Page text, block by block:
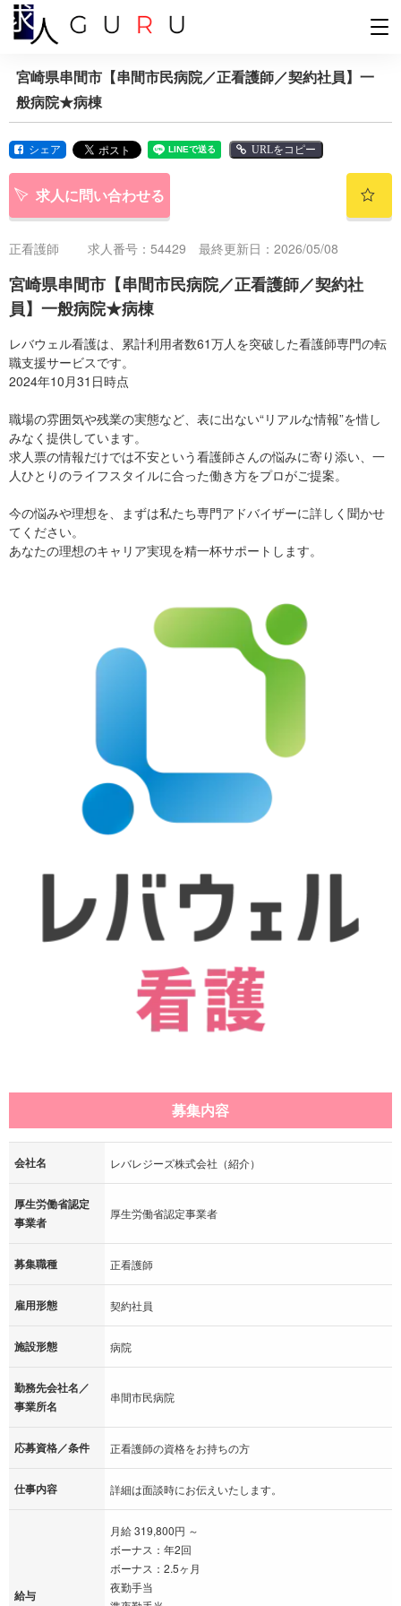
宮崎県串間市【串間市民病院／正看護師／契約社員】一
般病院★病棟
シェア URLをコピー
求人に問い合わせる
正看護師 求人番号：54429 最終更新日：2026/05/08
宮崎県串間市【串間市民病院／正看護師／契約社
員】一般病院★病棟
レバウェル看護は、累計利用者数61万人を突破した看護師専門の転
職支援サービスです。
2024年10月31日時点
職場の雰囲気や残業の実態など、表に出ない“リアルな情報”を惜し
みなく提供しています。
求人票の情報だけでは不安という看護師さんの悩みに寄り添い、一
人ひとりのライフスタイルに合った働き方をプロがご提案。
今の悩みや理想を、まずは私たち専門アドバイザーに詳しく聞かせ
てください。
あなたの理想のキャリア実現を精一杯サポートします。
募集内容
会社名 レバレジーズ株式会社（紹介）
厚生労働省認定
事業者
厚生労働省認定事業者
募集職種 正看護師
雇用形態 契約社員
施設形態 病院
勤務先会社名／
事業所名
串間市民病院
応募資格／条件 正看護師の資格をお持ちの方
仕事内容 詳細は面談時にお伝えいたします。
給与
月給 319,800円 ～
ボーナス：年2回
ボーナス：2.5ヶ月
夜勤手当